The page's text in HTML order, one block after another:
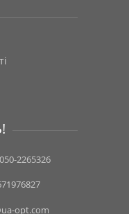
2265326
opt.com